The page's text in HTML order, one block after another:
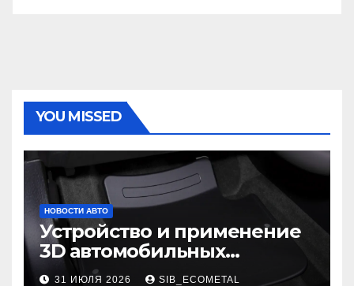
YOU MISSED
НОВОСТИ АВТО
Устройство и применение
3D автомобильных
ковриков
31 ИЮЛЯ 2026 SIB_ECOMETAL